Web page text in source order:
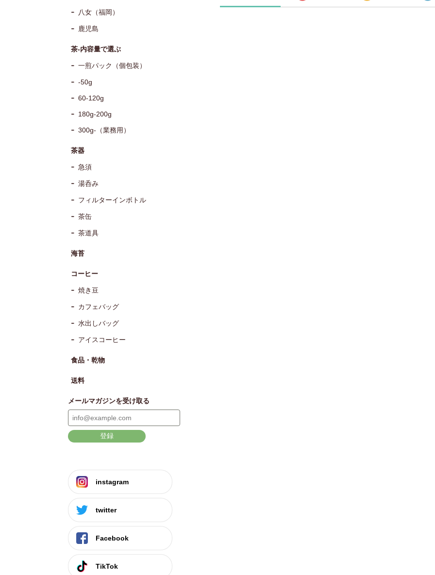
八女（福岡）
鹿児島
茶-内容量で選ぶ
一煎パック（個包装）
-50g
60-120g
180g-200g
300g-（業務用）
茶器
急須
湯呑み
フィルターインボトル
茶缶
茶道具
海苔
コーヒー
焼き豆
カフェバッグ
水出しバッグ
アイスコーヒー
食品・乾物
送料
メールマガジンを受け取る
登録
instagram
twitter
Facebook
TikTok